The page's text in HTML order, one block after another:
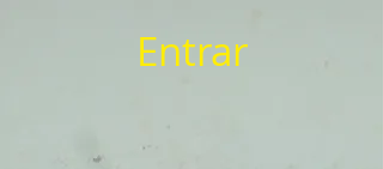
Entrar